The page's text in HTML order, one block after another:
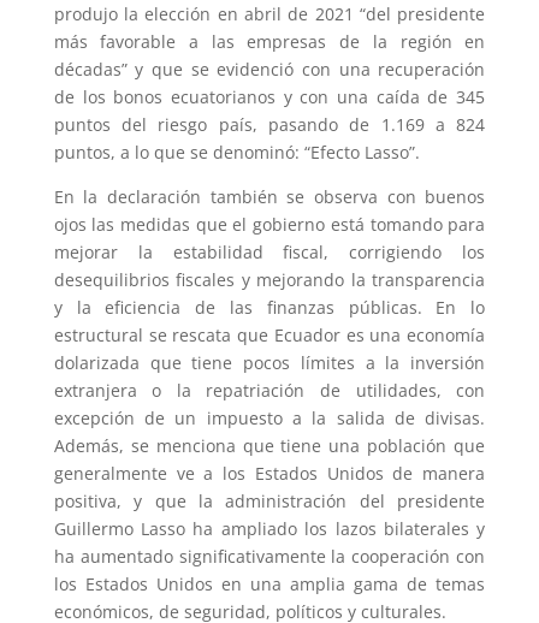
produjo la elección en abril de 2021 “del presidente
más favorable a las empresas de la región en
décadas” y que se evidenció con una recuperación
de los bonos ecuatorianos y con una caída de 345
puntos del riesgo país, pasando de 1.169 a 824
puntos, a lo que se denominó: “Efecto Lasso”.
En la declaración también se observa con buenos
ojos las medidas que el gobierno está tomando para
mejorar la estabilidad fiscal, corrigiendo los
desequilibrios fiscales y mejorando la transparencia
y la eficiencia de las finanzas públicas. En lo
estructural se rescata que Ecuador es una economía
dolarizada que tiene pocos límites a la inversión
extranjera o la repatriación de utilidades, con
excepción de un impuesto a la salida de divisas.
Además, se menciona que tiene una población que
generalmente ve a los Estados Unidos de manera
positiva, y que la administración del presidente
Guillermo Lasso ha ampliado los lazos bilaterales y
ha aumentado significativamente la cooperación con
los Estados Unidos en una amplia gama de temas
económicos, de seguridad, políticos y culturales.